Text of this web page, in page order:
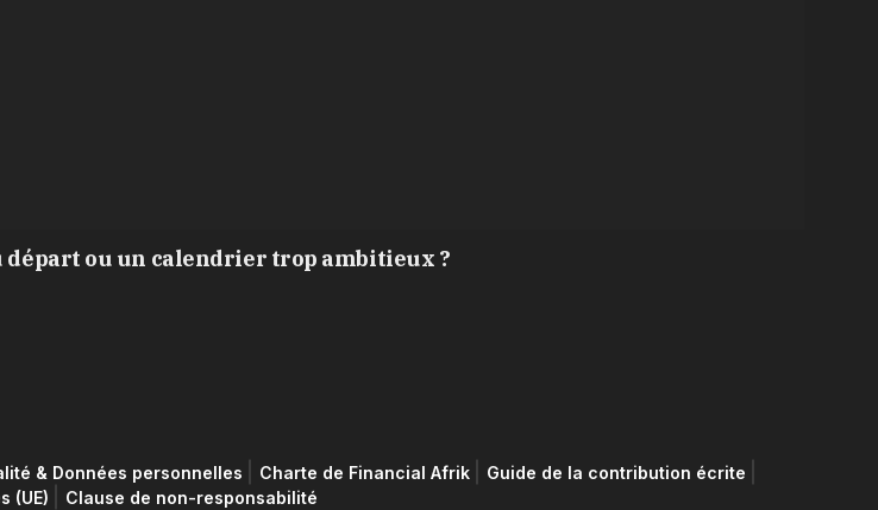
départ ou un calendrier trop ambitieux ?
& Données personnelles Charte de Financial Afrik
Guide de la contribution écrite
(UE)
Clause de non-responsabilité